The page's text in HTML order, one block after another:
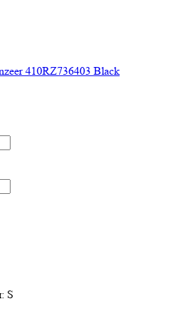
410RZ736403 Black
S